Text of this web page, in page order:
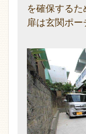
を確保する
扉は玄関ポー